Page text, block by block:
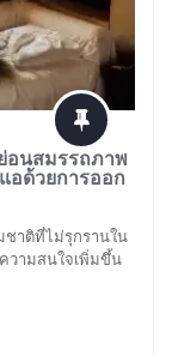
อนสมรรถภาพ
อด้วยการออก
ชาติที่ไม่รุกรานใน
วามสนใจเพิ่มขึ้น